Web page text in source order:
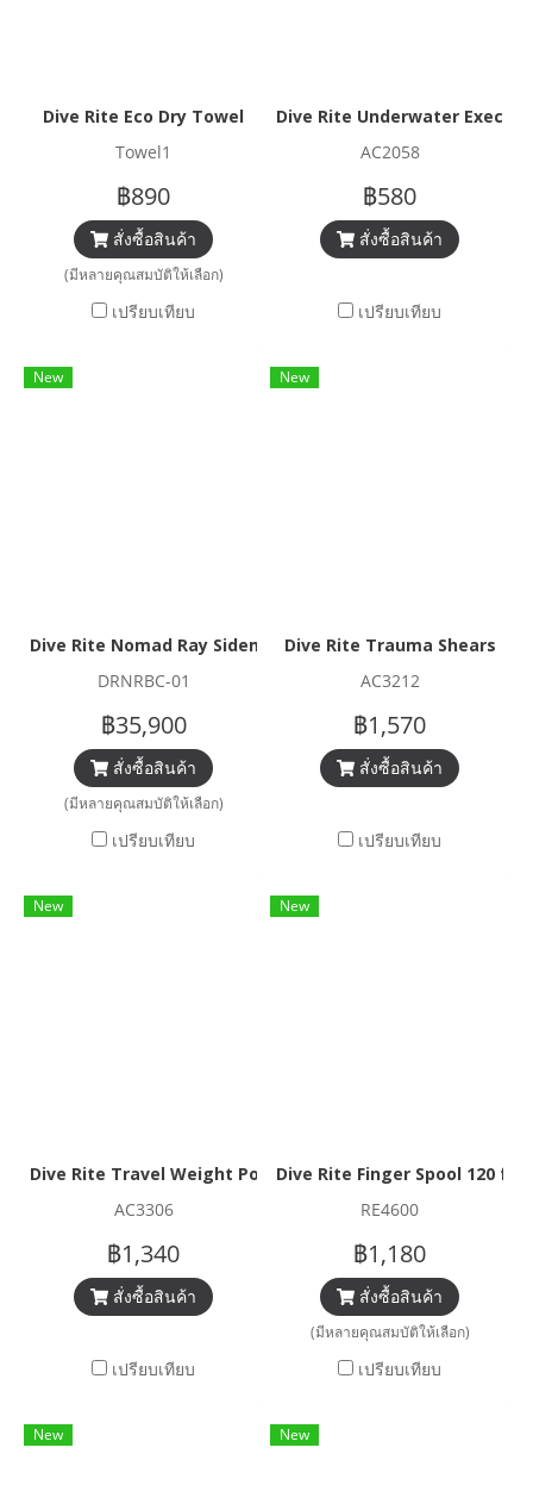
Dive Rite Eco Dry Towel
Towel1
฿890
สั่งซื้อสินค้า
(มีหลายคุณสมบัติให้เลือก)
เปรียบเทียบ
Dive Rite Underwater
AC2058
฿580
สั่งซื้อสินค้า
เปรียบเทียบ
New
Dive Rite Nomad Ray Sidemount Harness BCD
DRNRBC-01
฿35,900
สั่งซื้อสินค้า
(มีหลายคุณสมบัติให้เลือก)
เปรียบเทียบ
New
Dive Rite Trauma Shears
AC3212
฿1,570
สั่งซื้อสินค้า
เปรียบเทียบ
New
Dive Rite Travel Weight Pocket
AC3306
฿1,340
สั่งซื้อสินค้า
เปรียบเทียบ
New
Dive Rite Finger Spool 120 ft.
RE4600
฿1,180
สั่งซื้อสินค้า
(มีหลายคุณสมบัติให้เลือก)
เปรียบเทียบ
New New